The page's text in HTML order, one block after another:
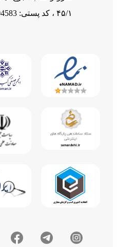
۴۵/۱ ، کد پستی: 1998994583